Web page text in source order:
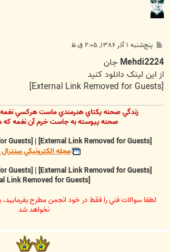
پ
ت
پنج‌شنبه ۱ آذر ۱۳۸۶, ۲:۰۵ ق.ظ
Mehdi2224جان
از اين لينک دانلود کنيد
زندگي صحنه يکتاي هنرمندي ماست هرکسي نغمه
صحنه پيوسته به جاست خرم آن نغمه که
|
مجله الکترونيکي سنترال
|
نخواهد شد